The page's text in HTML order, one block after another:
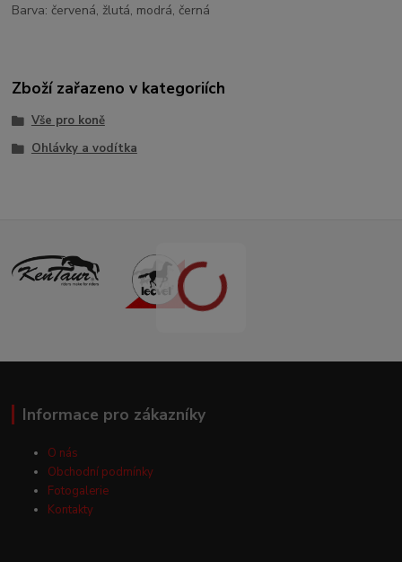
Barva: červená, žlutá, modrá, černá
Zboží zařazeno v kategoriích
Vše pro koně
Ohlávky a vodítka
Informace pro zákazníky
O nás
Obchodní podmínky
Fotogalerie
Kontakty